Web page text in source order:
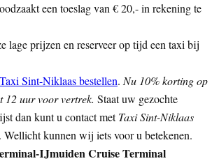
een toeslag van € 20,- in rekening te
lage prijzen en reserveer op tijd een taxi bij
Taxi Sint-Niklaas bestellen. Nu 10% korting op
12 uur voor vertrek. Staat uw gezochte
dan kunt u contact metTaxi Sint-Niklaas
Wellicht kunnen wij iets voor u betekenen.
IJmuiden Cruise Terminal